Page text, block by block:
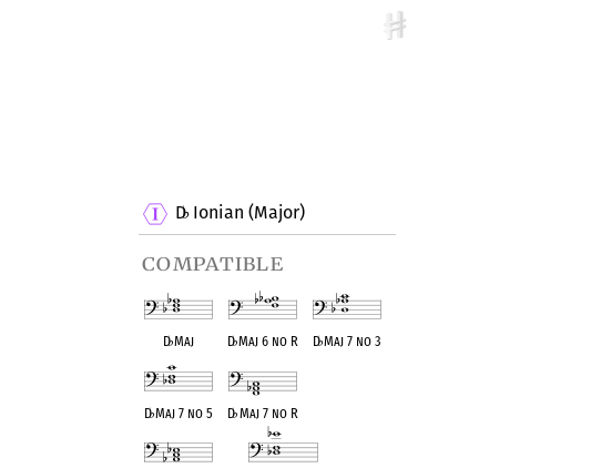
D♭Ionian (Major)
compatible
D♭Maj D♭Maj 6 no R D♭Maj 7 no 3
D♭Maj 7 no 5 D♭Maj 7 no R